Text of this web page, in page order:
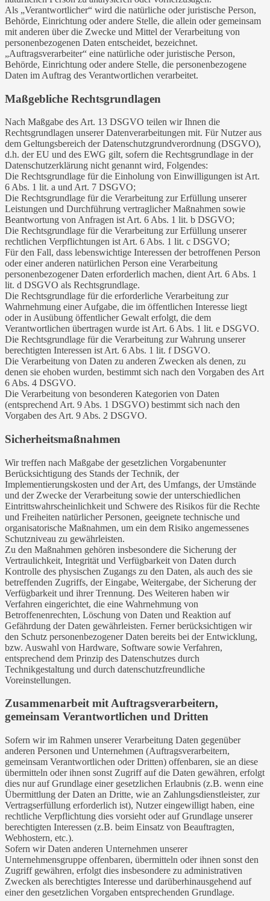
Als „Verantwortlicher“ wird die natürliche oder juristische Person,
Behörde, Einrichtung oder andere Stelle, die allein oder gemeinsam
mit anderen über die Zwecke und Mittel der Verarbeitung von
personenbezogenen Daten entscheidet, bezeichnet.
„Auftragsverarbeiter“ eine natürliche oder juristische Person,
Behörde, Einrichtung oder andere Stelle, die personenbezogene
Daten im Auftrag des Verantwortlichen verarbeitet.
Maßgebliche Rechtsgrundlagen
Nach Maßgabe des Art. 13 DSGVO teilen wir Ihnen die
Rechtsgrundlagen unserer Datenverarbeitungen mit. Für Nutzer aus
dem Geltungsbereich der Datenschutzgrundverordnung (DSGVO),
d.h. der EU und des EWG gilt, sofern die Rechtsgrundlage in der
Datenschutzerklärung nicht genannt wird, Folgendes:
Die Rechtsgrundlage für die Einholung von Einwilligungen ist Art.
6 Abs. 1 lit. a und Art. 7 DSGVO;
Die Rechtsgrundlage für die Verarbeitung zur Erfüllung unserer
Leistungen und Durchführung vertraglicher Maßnahmen sowie
Beantwortung von Anfragen ist Art. 6 Abs. 1 lit. b DSGVO;
Die Rechtsgrundlage für die Verarbeitung zur Erfüllung unserer
rechtlichen Verpflichtungen ist Art. 6 Abs. 1 lit. c DSGVO;
Für den Fall, dass lebenswichtige Interessen der betroffenen Person
oder einer anderen natürlichen Person eine Verarbeitung
personenbezogener Daten erforderlich machen, dient Art. 6 Abs. 1
lit. d DSGVO als Rechtsgrundlage.
Die Rechtsgrundlage für die erforderliche Verarbeitung zur
Wahrnehmung einer Aufgabe, die im öffentlichen Interesse liegt
oder in Ausübung öffentlicher Gewalt erfolgt, die dem
Verantwortlichen übertragen wurde ist Art. 6 Abs. 1 lit. e DSGVO.
Die Rechtsgrundlage für die Verarbeitung zur Wahrung unserer
berechtigten Interessen ist Art. 6 Abs. 1 lit. f DSGVO.
Die Verarbeitung von Daten zu anderen Zwecken als denen, zu
denen sie ehoben wurden, bestimmt sich nach den Vorgaben des Art
6 Abs. 4 DSGVO.
Die Verarbeitung von besonderen Kategorien von Daten
(entsprechend Art. 9 Abs. 1 DSGVO) bestimmt sich nach den
Vorgaben des Art. 9 Abs. 2 DSGVO.
Sicherheitsmaßnahmen
Wir treffen nach Maßgabe der gesetzlichen Vorgabenunter
Berücksichtigung des Stands der Technik, der
Implementierungskosten und der Art, des Umfangs, der Umstände
und der Zwecke der Verarbeitung sowie der unterschiedlichen
Eintrittswahrscheinlichkeit und Schwere des Risikos für die Rechte
und Freiheiten natürlicher Personen, geeignete technische und
organisatorische Maßnahmen, um ein dem Risiko angemessenes
Schutzniveau zu gewährleisten.
Zu den Maßnahmen gehören insbesondere die Sicherung der
Vertraulichkeit, Integrität und Verfügbarkeit von Daten durch
Kontrolle des physischen Zugangs zu den Daten, als auch des sie
betreffenden Zugriffs, der Eingabe, Weitergabe, der Sicherung der
Verfügbarkeit und ihrer Trennung. Des Weiteren haben wir
Verfahren eingerichtet, die eine Wahrnehmung von
Betroffenenrechten, Löschung von Daten und Reaktion auf
Gefährdung der Daten gewährleisten. Ferner berücksichtigen wir
den Schutz personenbezogener Daten bereits bei der Entwicklung,
bzw. Auswahl von Hardware, Software sowie Verfahren,
entsprechend dem Prinzip des Datenschutzes durch
Technikgestaltung und durch datenschutzfreundliche
Voreinstellungen.
Zusammenarbeit mit Auftragsverarbeitern,
gemeinsam Verantwortlichen und Dritten
Sofern wir im Rahmen unserer Verarbeitung Daten gegenüber
anderen Personen und Unternehmen (Auftragsverarbeitern,
gemeinsam Verantwortlichen oder Dritten) offenbaren, sie an diese
übermitteln oder ihnen sonst Zugriff auf die Daten gewähren, erfolgt
dies nur auf Grundlage einer gesetzlichen Erlaubnis (z.B. wenn eine
Übermittlung der Daten an Dritte, wie an Zahlungsdienstleister, zur
Vertragserfüllung erforderlich ist), Nutzer eingewilligt haben, eine
rechtliche Verpflichtung dies vorsieht oder auf Grundlage unserer
berechtigten Interessen (z.B. beim Einsatz von Beauftragten,
Webhostern, etc.).
Sofern wir Daten anderen Unternehmen unserer
Unternehmensgruppe offenbaren, übermitteln oder ihnen sonst den
Zugriff gewähren, erfolgt dies insbesondere zu administrativen
Zwecken als berechtigtes Interesse und darüberhinausgehend auf
einer den gesetzlichen Vorgaben entsprechenden Grundlage.